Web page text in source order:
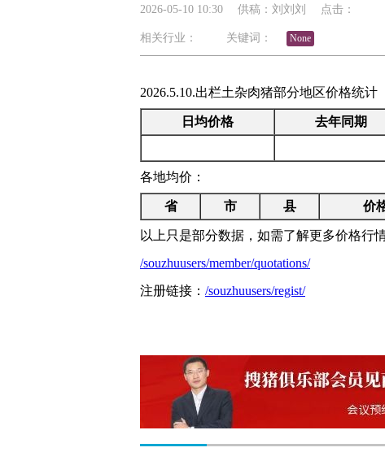
2026-05-10 10:30 供稿： 刘刘刘 点击：
相关行业： 关键词： None
2026.5.10.出栏土杂肉猪部分地区价格统计
日均价格 去年同期
各地均价：
省 市 县 价
以上只是部分数据，如需了解更多价格行
/souzhuusers/member/quotations/
注册链接： /souzhuusers/regist/